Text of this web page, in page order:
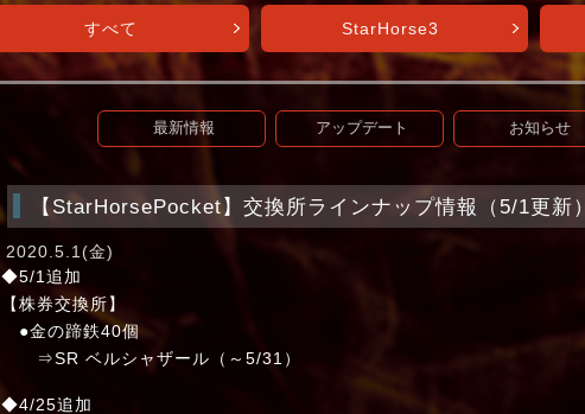
すべて StarHorse3
最新情報 アップデート お知らせ
【StarHorsePocket】交換所ラインナップ情報（5/1更新）
2020.5.1(金)
◆5/1追加
【株券交換所】
●金の蹄鉄40個
⇒SR ベルシャザール（～5/31）
◆4/25追加